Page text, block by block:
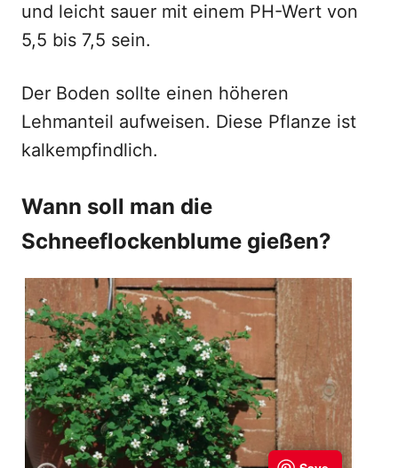
und leicht sauer mit einem PH-Wert von
5,5 bis 7,5 sein.
Der Boden sollte einen höheren
Lehmanteil aufweisen. Diese Pflanze ist
kalkempfindlich.
Wann soll man die
Schneeflockenblume gießen?